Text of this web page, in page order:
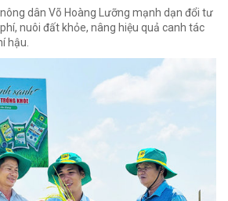
dân Võ Hoàng Lưỡng mạnh dạn đổi tư
nuôi đất khỏe, nâng hiệu quả canh tác
hậu.